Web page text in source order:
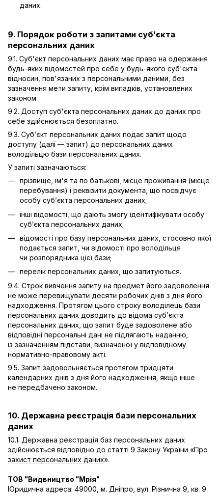
даних.
9. Порядок роботи з запитами суб’єкта
персональних даних
9.1. Суб'єкт персональних даних має право на одержання
будь-яких відомостей про себе у будь-якого суб'єкта
відносин, пов'язаних з персональними даними, без
зазначення мети запиту, крім випадків, установлених
законом.
9.2. Доступ суб'єкта персональних даних до даних про
себе здійснюється безоплатно.
9.3. Суб’єкт персональних даних подає запит щодо
доступу (далі — запит) до персональних даних
володільцю бази персональних даних.
У запиті зазначаються:
прізвище, ім'я та по батькові, місце проживання (місце
перебування) і реквізити документа, що посвідчує
особу суб’єкта персональних даних;
інші відомості, що дають змогу ідентифікувати особу
суб’єкта персональних даних;
відомості про базу персональних даних, стосовно якої
подається запит, чи відомості про володільця
чи розпорядника цієї бази;
перелік персональних даних, що запитуються.
9.4. Строк вивчення запиту на предмет його задоволення
не може перевищувати десяти робочих днів з дня його
надходження. Протягом цього строку володілець бази
персональних даних доводить до відома суб’єкта
персональних даних, що запит буде задоволене або
відповідні персональні дані не підлягають наданню,
із зазначенням підстави, визначеної у відповідному
нормативно-правовому акті.
9.5. Запит задовольняється протягом тридцяти
календарних днів з дня його надходження, якщо інше
не передбачено законом.
10. Державна реєстрація бази персональних
даних
10.1. Державна реєстрація баз персональних даних
здійснюється відповідно до статті 9 Закону України «Про
захист персональних даних».
ТОВ "Видвництво "Мрія"
Юридична адреса: 49000, м. Дніпро, вул. Різнична 9, кв. 9